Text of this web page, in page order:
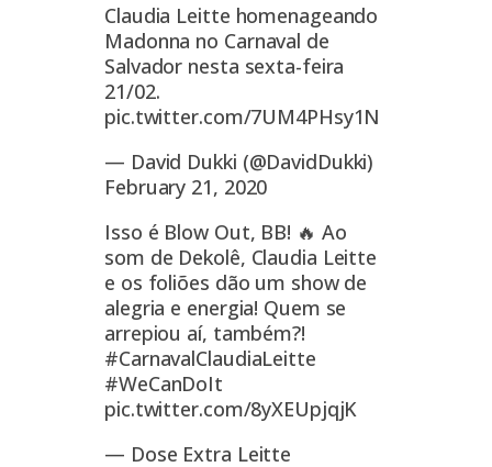
Claudia Leitte homenageando
Madonna no Carnaval de
Salvador nesta sexta-feira
21/02.
pic.twitter.com/7UM4PHsy1N
— David Dukki (@DavidDukki)
February 21, 2020
Isso é Blow Out, BB! 🔥 Ao
som de Dekolê, Claudia Leitte
e os foliões dão um show de
alegria e energia! Quem se
arrepiou aí, também?!
#CarnavalClaudiaLeitte
#WeCanDoIt
pic.twitter.com/8yXEUpjqjK
— Dose Extra Leitte